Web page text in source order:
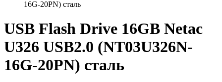
16G-20PN) сталь
USB Flash Drive 16GB Netac
U326 USB2.0 (NT03U326N-
16G-20PN) сталь